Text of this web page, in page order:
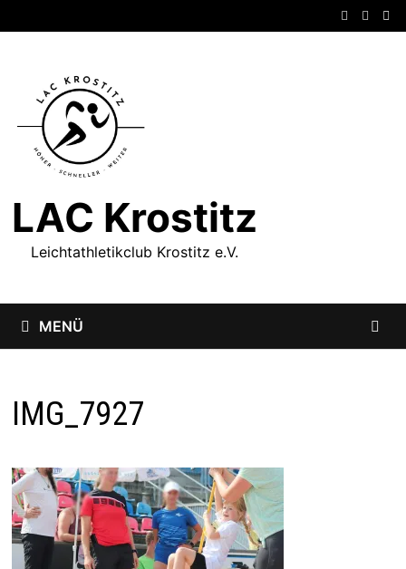
Inhalt
LAC Krostitz
Leichtathletikclub Krostitz e.V.
MENÜ
IMG_7927